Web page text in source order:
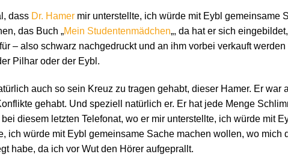
dass Dr. Hamer mir unterstellte, ich würde mit Eybl gemeinsame
das Buch „Mein Studentenmädchen„, da hat er sich
– also schwarz nachgedruckt und an ihm vorbei verkauft
Pilhar oder der Eybl.
auch so sein Kreuz zu tragen gehabt, dieser Hamer. Er war
gehabt. Und speziell natürlich er. Er hat jede Menge
diesem letzten Telefonat, wo er mir unterstellte, ich würde mit
ich würde mit Eybl gemeinsame Sache machen wollen, wo mich
habe, da ich vor Wut den Hörer aufgeprallt.